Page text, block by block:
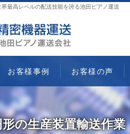
の生産装置輸送作業
最高レベルの配送技能を誇る池田ピアノ運送
お客様事例 お客様の声